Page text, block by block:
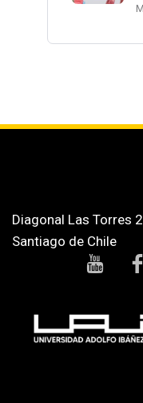
Diagonal Las Torres
Santiago de Chile